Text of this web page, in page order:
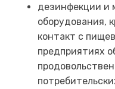
дезинфекции и
оборудования,
контакт с
предприятиях